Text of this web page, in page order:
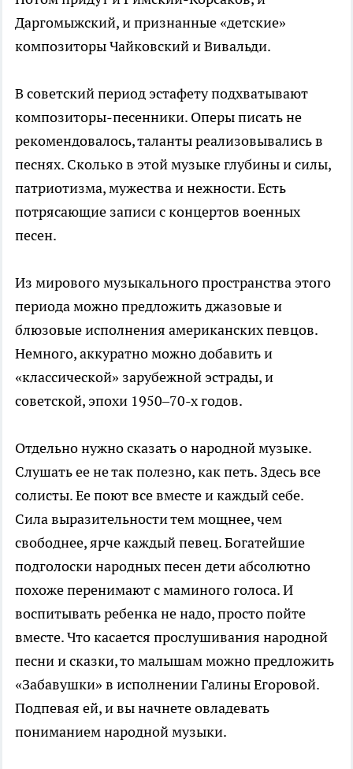
Даргомыжский, и признанные «детские»
композиторы Чайковский и Вивальди.
В советский период эстафету подхватывают
композиторы-песенники. Оперы писать не
рекомендовалось, таланты реализовывались в
песнях. Сколько в этой музыке глубины и силы,
патриотизма, мужества и нежности. Есть
потрясающие записи с концертов военных
песен.
Из мирового музыкального пространства этого
периода можно предложить джазовые и
блюзовые исполнения американских певцов.
Немного, аккуратно можно добавить и
«классической» зарубежной эстрады, и
советской, эпохи 1950–70-х годов.
Отдельно нужно сказать о народной музыке.
Слушать ее не так полезно, как петь. Здесь все
солисты. Ее поют все вместе и каждый себе.
Сила выразительности тем мощнее, чем
свободнее, ярче каждый певец. Богатейшие
подголоски народных песен дети абсолютно
похоже перенимают с маминого голоса. И
воспитывать ребенка не надо, просто пойте
вместе. Что касается прослушивания народной
песни и сказки, то малышам можно предложить
«Забавушки» в исполнении Галины Егоровой.
Подпевая ей, и вы начнете овладевать
пониманием народной музыки.